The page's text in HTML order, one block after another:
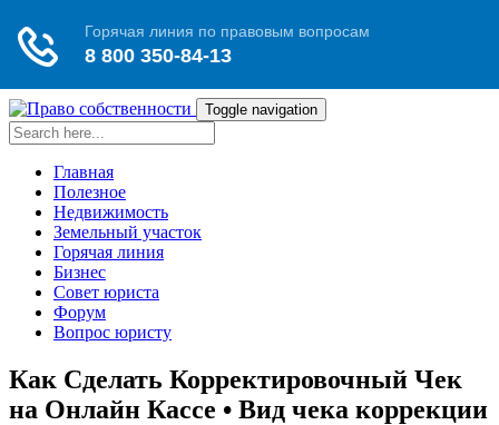
Toggle navigation
Главная
Полезное
Недвижимость
Земельный участок
Горячая линия
Бизнес
Совет юриста
Форум
Вопрос юристу
Как Сделать Корректировочный Чек
на Онлайн Кассе • Вид чека коррекции